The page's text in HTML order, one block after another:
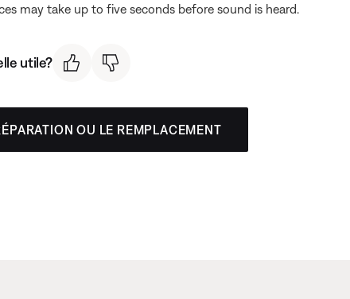
may take up to five seconds before sound is heard.
utile?
OU LE REMPLACEMENT